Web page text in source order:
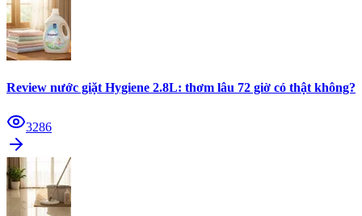
Review nước giặt Hygiene 2.8L: thơm lâu 72 giờ có thật không?
3286